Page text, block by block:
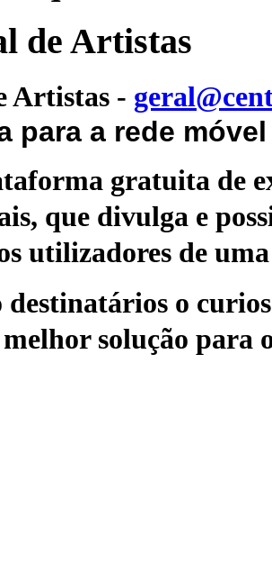
de Artistas
Artistas -
para a rede
gratuita de
que divulga e
utilizadores de
destinatários o
solução para